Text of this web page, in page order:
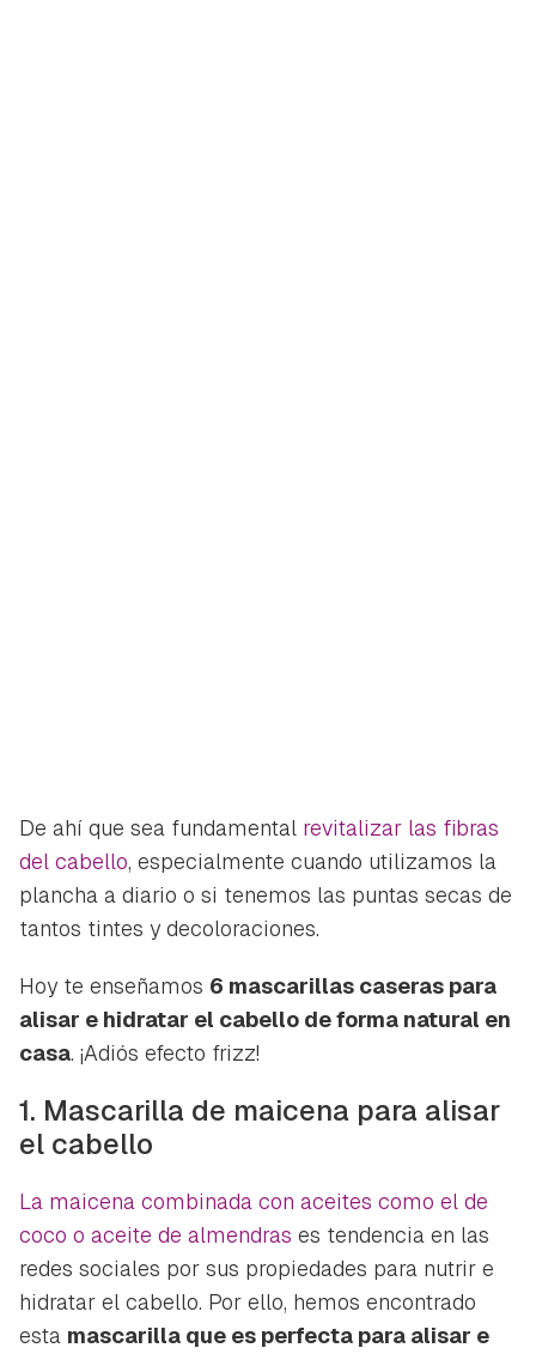
De ahí que sea fundamental revitalizar las fibras
del cabello, especialmente cuando utilizamos la
plancha a diario o si tenemos las puntas secas de
tantos tintes y decoloraciones.
Hoy te enseñamos 6 mascarillas caseras para
alisar e hidratar el cabello de forma natural en
casa. ¡Adiós efecto frizz!
1. Mascarilla de maicena para alisar
el cabello
La maicena combinada con aceites como el de
coco o aceite de almendras es tendencia en las
redes sociales por sus propiedades para nutrir e
hidratar el cabello. Por ello, hemos encontrado
esta mascarilla que es perfecta para alisar e